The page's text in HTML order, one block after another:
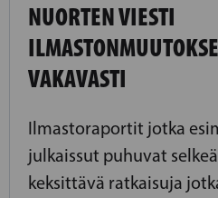
NUORTEN VIESTI
VAKAVASTI
Ilmastoraportit jotka
julkaissut puhuvat
keksittävä ratkaisuja